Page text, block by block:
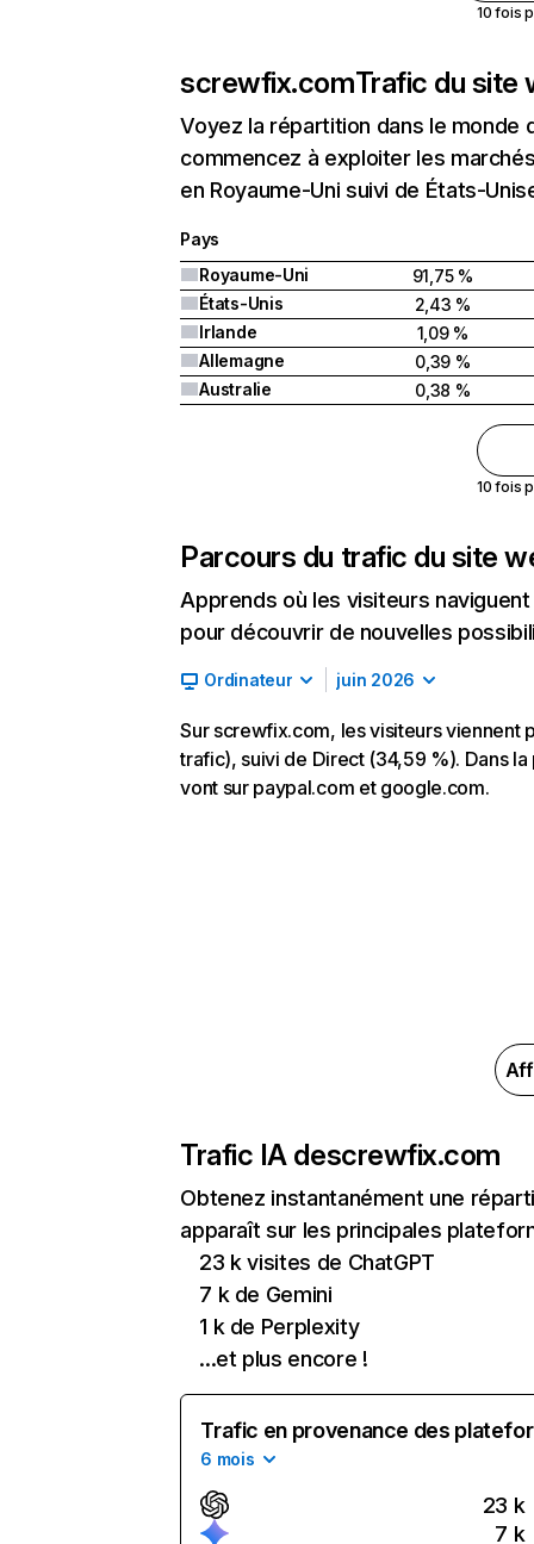
10 fois
screwfix.comTrafic du site
Voyez la répartition dans le
commencez à exploiter les
en Royaume-Uni suivi de États-
Pays
Royaume-Uni
91,75 %
États-Unis
2,43 %
Irlande
1,09 %
Allemagne
0,39 %
Australie
0,38 %
10 fois
Parcours du trafic du site
Apprends où les visiteurs
pour découvrir de nouvelles
Ordinateur juin 2026
Sur screwfix.com, les visiteurs viennent
trafic), suivi de Direct (34,59 %). Dans
vont sur paypal.com et google.com.
Trafic IA descrewfix.com
Obtenez instantanément une
apparaît sur les principales
23 k visites de ChatGPT
7 k de Gemini
1 k de Perplexity
...et plus encore !
Trafic en provenance des
6 mois
23 k
7 k